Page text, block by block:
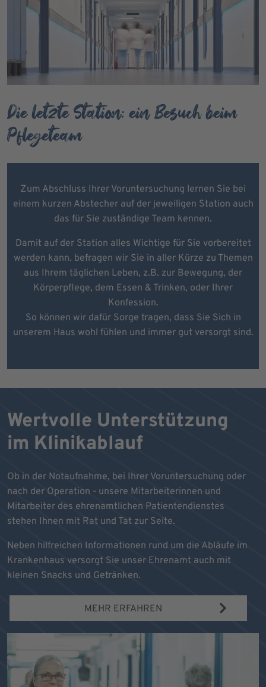
Die letzte Station: ein Besuch beim
Pflegeteam
Zum Abschluss Ihrer Voruntersuchung lernen Sie bei
einem kurzen Abstecher auf der jeweiligen Station auch
das für Sie zuständige Team kennen.
Damit auf der Station alles Wichtige für Sie vorbereitet
werden kann. befragen wir Sie in aller Kürze zu Themen
aus Ihrem täglichen Leben, z.B. zur Bewegung, der
Körperpflege, dem Essen & Trinken, oder Ihrer
Konfession.
So können wir dafür Sorge tragen, dass Sie Sich in
unserem Haus wohl fühlen und immer gut versorgt sind.
Wertvolle Unterstützung
im Klinikablauf
Ob in der Notaufnahme, bei Ihrer Voruntersuchung oder
nach der Operation - unsere Mitarbeiterinnen und
Mitarbeiter des ehrenamtlichen Patientendienstes
stehen Ihnen mit Rat und Tat zur Seite.
Neben hilfreichen Informationen rund um die Abläufe im
Krankenhaus versorgt Sie unser Ehrenamt auch mit
kleinen Snacks und Getränken.
MEHR ERFAHREN